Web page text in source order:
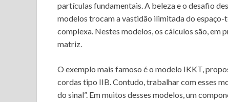
partículas fundamentais. A beleza e o desafio
modelos trocam a vastidão ilimitada do
complexa. Nestes modelos, os cálculos são,
matriz.
O exemplo mais famoso é o modelo IKKT,
cordas tipo IIB. Contudo, trabalhar com esses
do sinal”. Em muitos desses modelos, um